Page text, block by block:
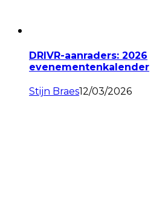
DRIVR-aanraders: 2026
evenementenkalender
Stijn Braes12/03/2026